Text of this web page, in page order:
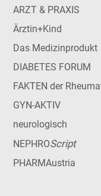
ARZT & PRAXIS
Ärztin+Kind
Das Medizinprodukt
DIABETES FORUM
FAKTEN der
GYN-AKTIV
neurologisch
NEPHROScript
PHARMAustria